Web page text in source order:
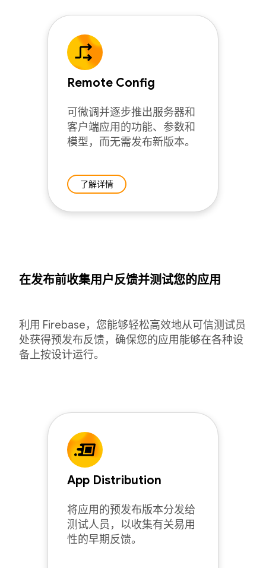
Remote Config
可微调并逐步推出服务器和
客户端应用的功能、参数和
模型，而无需发布新版本。
了解详情
在发布前收集用户反馈并测试您的应用
利用 Firebase，您能够轻松高效地从可信测试员
处获得预发布反馈，确保您的应用能够在各种设
备上按设计运行。
App Distribution
将应用的预发布版本分发给
测试人员，以收集有关易用
性的早期反馈。